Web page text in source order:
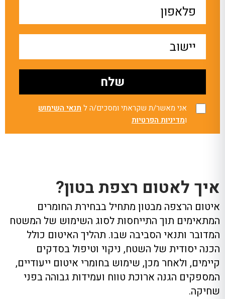
אני מאשר/ת שקראתי ומסכים/ה ל תנאי השימוש
ומדיניות הפרטיות
איך לאטום רצפת בטון?
איטום הרצפה מבטון מתחיל בבחירת החומרים
המתאימים תוך התייחסות לסוג השימוש של המשטח
המדובר ותנאי הסביבה שבו. תהליך האיטום כולל
הכנה יסודית של השטח, ניקוי וטיפול בסדקים
קיימים, ולאחר מכן, שימוש בחומרי איטום ייעודיים,
המספקים הגנה ארוכת טווח ועמידות גבוהה בפני
שחיקה.